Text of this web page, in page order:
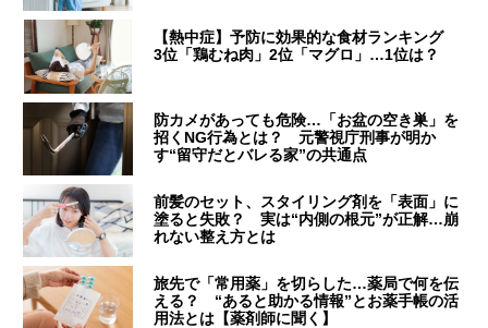
【熱中症】予防に効果的な食材ランキング
3位「鶏むね肉」2位「マグロ」…1位は？
防カメがあっても危険…「お盆の空き巣」を
招くNG行為とは？ 元警視庁刑事が明か
す“留守だとバレる家”の共通点
前髪のセット、スタイリング剤を「表面」に
塗ると失敗？ 実は“内側の根元”が正解…崩
れない整え方とは
旅先で「常用薬」を切らした…薬局で何を伝
える？ “あると助かる情報”とお薬手帳の活
用法とは【薬剤師に聞く】